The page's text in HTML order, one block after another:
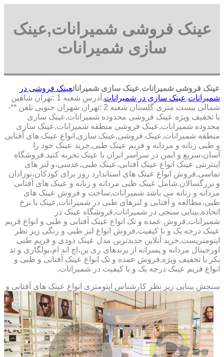
عینک فروشی شمیرانات,عینک
سازی شمیرانات
عینک فروشی شمیرانات,عینک سازی شمیراناتعینک فروشی در
شمیرانات,عینک سازی در شمیرانات
,آدرس شعبه 1 :تهران شاهین
شمالی بیست متری گلستان شعبه 2 :تهران شهران جنوبی تلفن **-
با تخفیف ویژه عینک فروشی محدوده شمیرانات,عینک سازی
محدوده شمیرانات,عینک فروشی منطقه شمیرانات,عینک سازی
منطقه شمیرانات,عینک فروشی,عینک سازی,انواع عینک های آفتابی
و طبی زنانه و مردانه و فریم عینک طبی,خرید عینک خود را
آسان،سریع و ایمن در سراسر ایران با عینک تجربه کنید.فروشگاه
اینترنتی عینک انواع عینک آفتابی،عینک طبی،عدسی،و لنز های
تماسی,فروش انواع عینک های استاندارد روز برای کودکان،نوزادان
و بزرگسالان.شامل عینک طبی مردانه و زنانه و عینک های آفتابی
مردانه و زنانه می باشد شمیرانات,ساخت و فروش عینک های
طبی،مطالعه و آفتابی و لنزهای طبی در شمیرانات,عینک با نرخ
اتحاده,بینایی سنجی در شمیرانات,فروشگاه عینک در
شمیرانات,فروش عمده و تک انواع عینک آفتابی و طبی و انواع فریم
عینک درجه یک و با کیفیت,فروش انواع لنز طبی و رنگی زیر نظر
اپتومتریست,خرید آنلاین جدیدترین مدل عینک دودی و فریم طبی
اورجینال مردانه و پسرانه از برندهای ری بن،اچ اند ام،بولگاری و تد
بکر با تخفیف ویژه,فروش عمده و تک انواع عینک آفتابی و طبی و
انواع فریم عینک درجه یک و با کیفیت در شمیرانات,
سنجش بینایی زیر نظر کارشناس اپتومتری انواع عینک های آفتابی و